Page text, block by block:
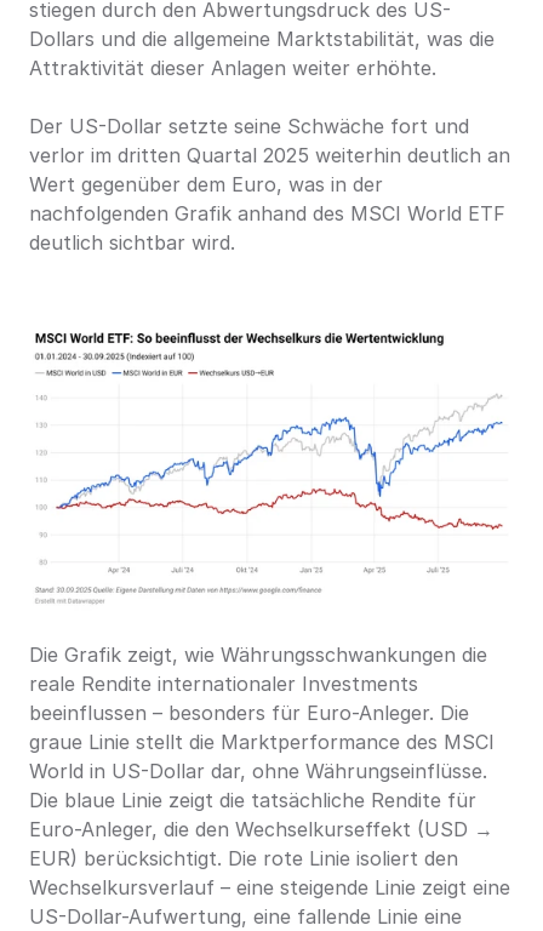
stiegen durch den Abwertungsdruck des US-
Dollars und die allgemeine Marktstabilität, was die
Attraktivität dieser Anlagen weiter erhöhte.
Der US-Dollar setzte seine Schwäche fort und
verlor im dritten Quartal 2025 weiterhin deutlich an
Wert gegenüber dem Euro, was in der
nachfolgenden Grafik anhand des MSCI World ETF
deutlich sichtbar wird.
Die Grafik zeigt, wie Währungsschwankungen die
reale Rendite internationaler Investments
beeinflussen – besonders für Euro-Anleger. Die
graue Linie stellt die Marktperformance des MSCI
World in US-Dollar dar, ohne Währungseinflüsse.
Die blaue Linie zeigt die tatsächliche Rendite für
Euro-Anleger, die den Wechselkurseffekt (USD →
EUR) berücksichtigt. Die rote Linie isoliert den
Wechselkursverlauf – eine steigende Linie zeigt eine
US-Dollar-Aufwertung, eine fallende Linie eine